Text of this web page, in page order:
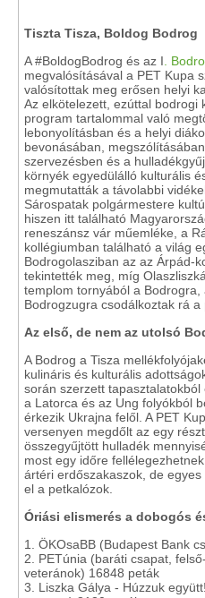
Tiszta Tisza, Boldog Bodrog
A #BoldogBodrog és az I .
megvalósításával a PET Kupa
valósítottak meg erősen helyi
Az elkötelezett, ezúttal bodrogi
program tartalommal való
lebonyolításban és a helyi
bevonásában,
szervezésben és a
környék egyedülálló kulturális
megmutatták a távolabbi
Sárospatak polgármestere
hiszen itt található
reneszánsz vár műemléke, a
kollégiumban található a világ
Bodrogolasziban az az Árpád-
tekintették meg, míg
templom tornyából a Bodrogra,
Bodrogzugra csodálkoztak rá a
Az első, de nem az utolsó
A Bodrog a Tisza
kulináris és kulturális
során szerzett
a Latorca és az Ung folyókból
érkezik Ukrajna felől. A PET
versenyen megdőlt az egy
összegyűjtött hulladék
most egy időre
ártéri erdőszakaszok, de
el a petkalózok.
Óriási elismerés a dobogós
1. ÖKOsaBB (Budapest Bank
2. PETúnia (baráti csapat,
veteránok) 16848 peták
3. Liszka Gálya - Húzzuk